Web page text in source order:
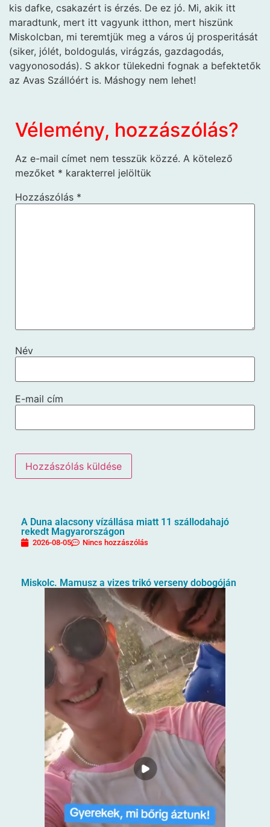
kis dafke, csakazért is érzés. De ez jó. Mi, akik itt
maradtunk, mert itt vagyunk itthon, mert hiszünk
Miskolcban, mi teremtjük meg a város új prosperitását
(siker, jólét, boldogulás, virágzás, gazdagodás,
vagyonosodás). S akkor tülekedni fognak a befektetők
az Avas Szállóért is. Máshogy nem lehet!
Vélemény, hozzászólás?
Az e-mail címet nem tesszük közzé. A kötelező
mezőket * karakterrel jelöltük
Hozzászólás *
Név
E-mail cím
A Duna alacsony vízállása miatt 11 szállodahajó
rekedt Magyarországon
2026-08-05 Nincs hozzászólás
Miskolc. Mamusz a vizes trikó verseny dobogóján